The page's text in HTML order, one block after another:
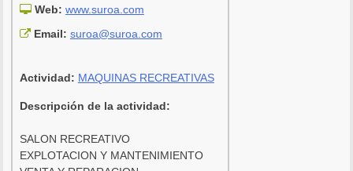
Web: www.suroa.com
Email: suroa@suroa.com
Actividad: MAQUINAS RECREATIVAS
Descripción de la actividad:
SALON RECREATIVO
EXPLOTACION Y MANTENIMIENTO